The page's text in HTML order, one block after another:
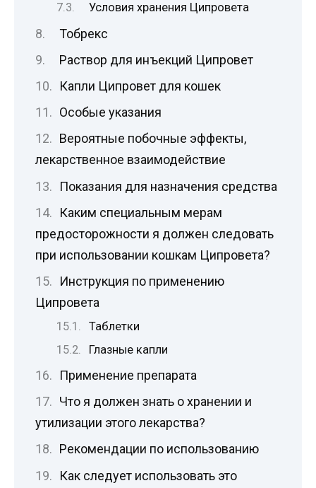
Условия хранения Ципровета
Тобрекс
Раствор для инъекций Ципровет
Капли Ципровет для кошек
Особые указания
Вероятные побочные эффекты,
лекарственное взаимодействие
Показания для назначения средства
Каким специальным мерам
предосторожности я должен следовать
при использовании кошкам Ципровета?
Инструкция по применению
Ципровета
Таблетки
Глазные капли
Применение препарата
Что я должен знать о хранении и
утилизации этого лекарства?
Рекомендации по использованию
Как следует использовать это